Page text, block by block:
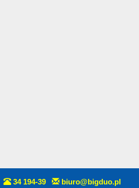
34 194-39 biuro@bigduo.pl